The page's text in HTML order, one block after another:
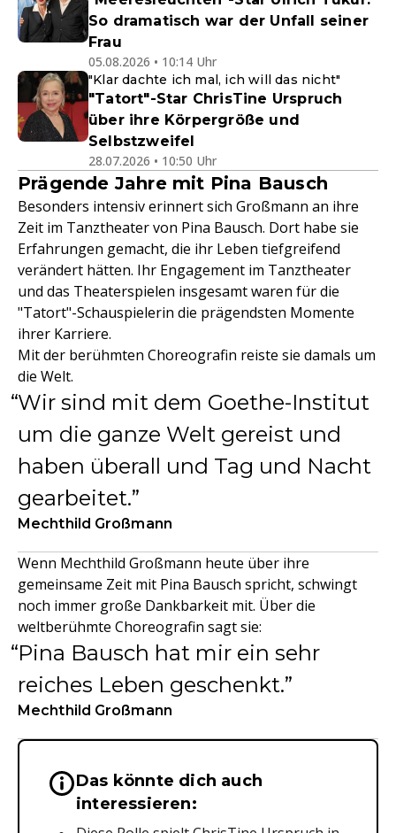
So dramatisch war der Unfall seiner
Frau
05.08.2026 • 10:14 Uhr
"Klar dachte ich mal, ich will das nicht"
"Tatort"-Star ChrisTine Urspruch
über ihre Körpergröße und
Selbstzweifel
28.07.2026 • 10:50 Uhr
Prägende Jahre mit Pina Bausch
Besonders intensiv erinnert sich Großmann an ihre
Zeit im Tanztheater von Pina Bausch. Dort habe sie
Erfahrungen gemacht, die ihr Leben tiefgreifend
verändert hätten. Ihr Engagement im Tanztheater
und das Theaterspielen insgesamt waren für die
"Tatort"-Schauspielerin die prägendsten Momente
ihrer Karriere.
Mit der berühmten Choreografin reiste sie damals um
die Welt.
Wir sind mit dem Goethe-Institut
um die ganze Welt gereist und
haben überall und Tag und Nacht
gearbeitet.
Mechthild Großmann
Wenn Mechthild Großmann heute über ihre
gemeinsame Zeit mit Pina Bausch spricht, schwingt
noch immer große Dankbarkeit mit. Über die
weltberühmte Choreografin sagt sie:
Pina Bausch hat mir ein sehr
reiches Leben geschenkt.
Mechthild Großmann
Wichtige Hinweise &
Das könnte dich auch
interessieren: